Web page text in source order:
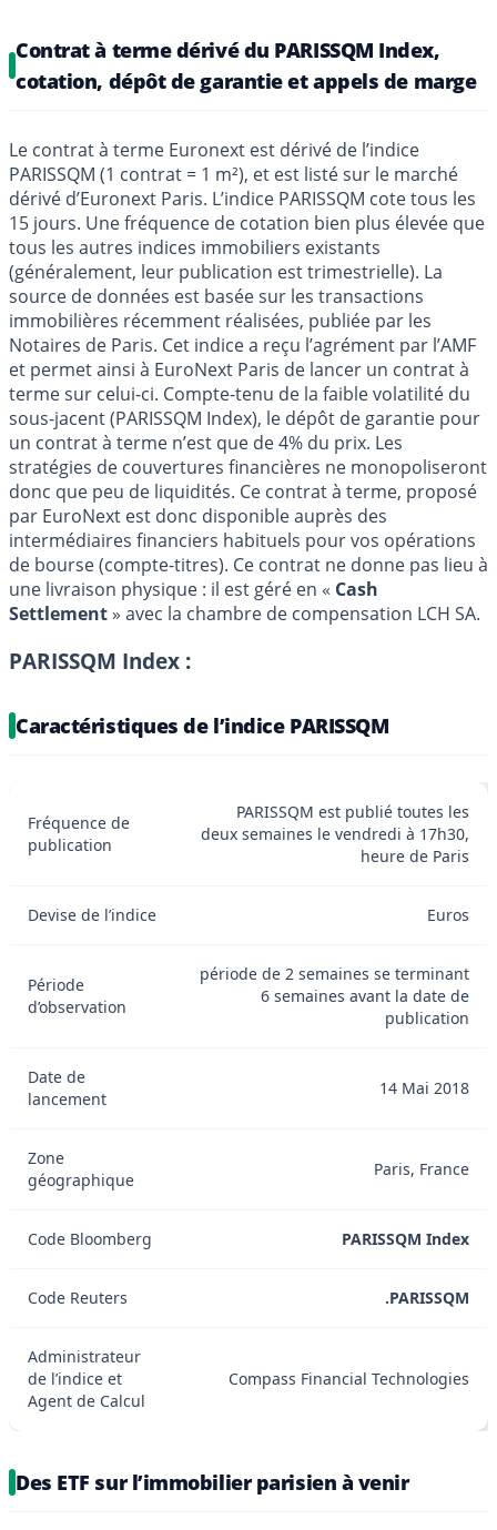
Contrat à terme dérivé du PARISSQM Index,
cotation, dépôt de garantie et appels de marge
Le contrat à terme Euronext est dérivé de l’indice
PARISSQM (1 contrat = 1 m²), et est listé sur le marché
dérivé d’Euronext Paris. L’indice PARISSQM cote tous les
15 jours. Une fréquence de cotation bien plus élevée que
tous les autres indices immobiliers existants
(généralement, leur publication est trimestrielle). La
source de données est basée sur les transactions
immobilières récemment réalisées, publiée par les
Notaires de Paris. Cet indice a reçu l’agrément par l’AMF
et permet ainsi à EuroNext Paris de lancer un contrat à
terme sur celui-ci. Compte-tenu de la faible volatilité du
sous-jacent (PARISSQM Index), le dépôt de garantie pour
un contrat à terme n’est que de 4% du prix. Les
stratégies de couvertures financières ne monopoliseront
donc que peu de liquidités. Ce contrat à terme, proposé
par EuroNext est donc disponible auprès des
intermédiaires financiers habituels pour vos opérations
de bourse (compte-titres). Ce contrat ne donne pas lieu à
une livraison physique : il est géré en « Cash
Settlement» avec la chambre de compensation LCH SA.
PARISSQM Index :
Caractéristiques de l’indice PARISSQM
Fréquence de
publication
PARISSQM est publié toutes les
deux semaines le vendredi à 17h30,
heure de Paris
Devise de l’indice Euros
Période
d’observation
période de 2 semaines se terminant
6 semaines avant la date de
publication
Date de
lancement
14 Mai 2018
Zone
géographique
Paris, France
Code Bloomberg PARISSQM Index
Code Reuters .PARISSQM
Administrateur
de l’indice et
Agent de Calcul
Compass Financial Technologies
Des ETF sur l’immobilier parisien à venir